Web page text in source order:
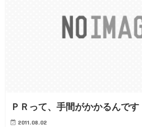
ＰＲって、手間がかかるんです
2011.08.02